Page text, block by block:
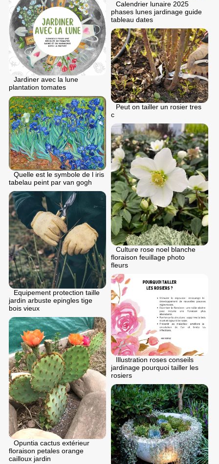
Calendrier lunaire 2025
phases lunes jardinage guide
tableau dates
Jardiner avec la lune
plantation tomates
Peut on tailler un rosier tres
c
Quelle est le symbole de l iris
tabelau peint par van gogh
Culture rose noel blanche
floraison feuillage photo
fleurs
Equipement protection taille
jardin arbuste epingles tige
bois vieux
Illustration roses conseils
jardinage pourquoi tailler les
rosiers
Opuntia cactus extérieur
floraison petales orange
cailloux jardin